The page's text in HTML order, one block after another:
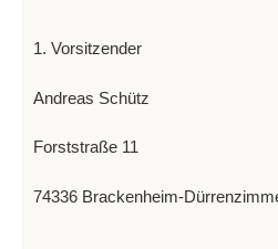
1. Vorsitzender
Andreas Schütz
Forststraße 11
74336 Brackenheim-